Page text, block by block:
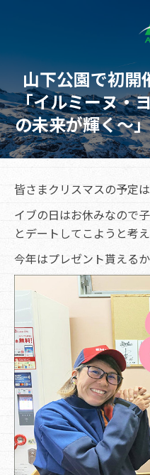
山下公園で初開
「イルミーヌ・
の未来が輝く～
皆さまクリスマスの予定
イブの日はお休みなので
とデートしてこようと考
今年はプレゼント貰える